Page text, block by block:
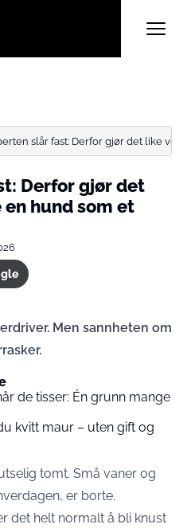
slår fast: Derfor gjør det like vondt
Derfor gjør det
hund som et
Men sannheten om
de tisser: Én grunn mange
kvitt maur – uten gift og
tomt. Små vaner og
er borte.
det helt normalt å bli knust